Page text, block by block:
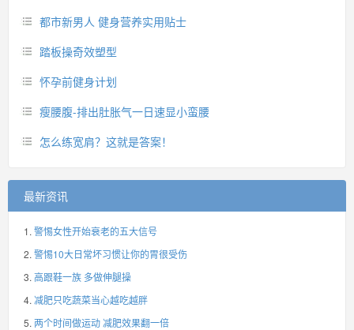
都市新男人 健身营养实用贴士
踏板操奇效塑型
怀孕前健身计划
瘦腰腹-排出肚胀气一日速显小蛮腰
怎么练宽肩？这就是答案！
最新资讯
警惕女性开始衰老的五大信号
警惕10大日常坏习惯让你的胃很受伤
高跟鞋一族 多做伸腿操
减肥只吃蔬菜当心越吃越胖
两个时间做运动 减肥效果翻一倍